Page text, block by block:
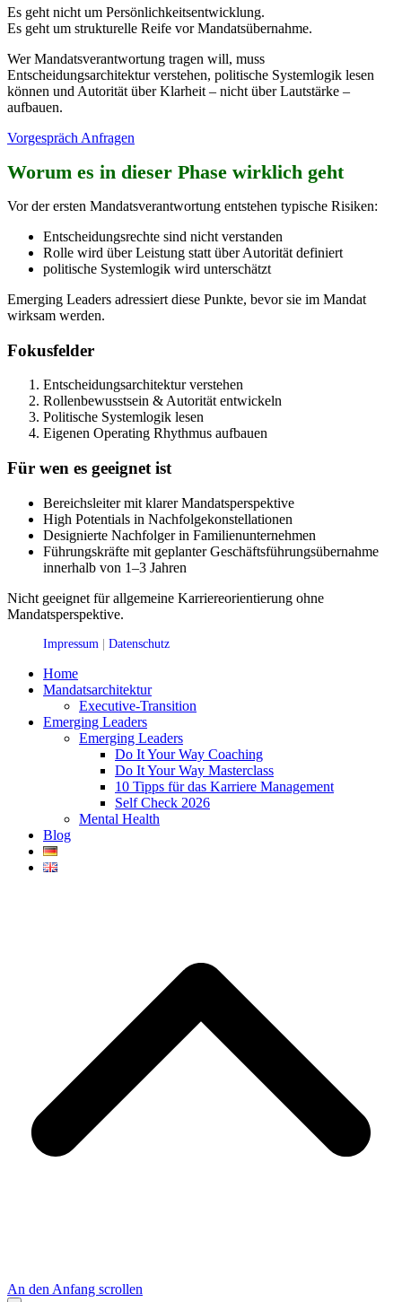
Es geht nicht um Persönlichkeitsentwicklung.
Es geht um strukturelle Reife vor Mandatsübernahme.
Wer Mandatsverantwortung tragen will, muss
Entscheidungsarchitektur verstehen, politische Systemlogik lesen
können und Autorität überKlarheit – nicht über Lautstärke –
aufbauen.
Vorgespräch Anfragen
Worum es in dieser Phase wirklich geht
Vor der ersten Mandatsverantwortung entstehen typische Risiken:
Entscheidungsrechte sind nicht verstanden
Rolle wird über Leistung statt über Autorität definiert
politische Systemlogik wird unterschätzt
Emerging Leaders adressiert diese Punkte, bevor sie im Mandat
wirksam werden.
Fokusfelder
Entscheidungsarchitektur verstehen
Rollenbewusstsein & Autorität entwickeln
Politische Systemlogik lesen
Eigenen Operating Rhythmus aufbauen
Für wen es geeignet ist
Bereichsleiter mit klarer Mandatsperspektive
High Potentials in Nachfolgekonstellationen
Designierte Nachfolger in Familienunternehmen
Führungskräfte mit geplanter Geschäftsführungsübernahme
innerhalb von 1–3 Jahren
Nicht geeignet für allgemeine Karriereorientierung ohne
Mandatsperspektive.
Impressum | Datenschutz
Home
Mandatsarchitektur
Executive-Transition
Emerging Leaders
Emerging Leaders
Do It Your Way Coaching
Do It Your Way Masterclass
10 Tipps für das Karriere Management
Self Check 2026
Mental Health
Blog
An den Anfang scrollen